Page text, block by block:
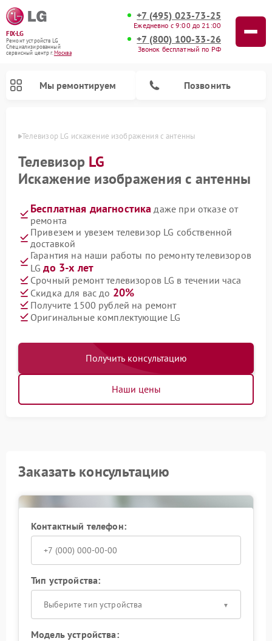
FIX-LG
Ремонт устройств LG
Специализированный
cервисный центр г.Москва
+7 (495) 023-73-25
Ежедневно с 9:00 до 21:00
+7 (800) 100-33-26
Звонок бесплатный по РФ
Мы ремонтируем Позвонить
Телевизор LG искажение изображения с антенны
Телевизор LG
Искажение изображения с антенны
Бесплатная диагностика даже при отказе от
ремонта
Привезем и увезем телевизор LG собственной
доставкой
Гарантия на наши работы по ремонту телевизоров
LGдо 3-х лет
Срочный ремонт телевизоров LG в течении часа
Скидка для вас до 20%
Получите 1500 рублей на ремонт
Оригинальные комплектующие LG
Получить консультацию
Наши цены
Заказать консультацию
Контактный телефон:
Тип устройства:
Выберите тип устройства
Модель устройства: